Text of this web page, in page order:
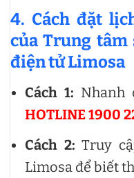
4. Cách đặt
của Trung tâm
điện tử Limosa
Cách 1: Nhanh
HOTLINE 1900
Cách 2: Truy
Limosa để biết